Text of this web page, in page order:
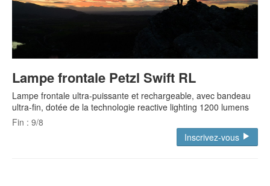
Lampe frontale Petzl Swift RL
Lampe frontale ultra-puissante et rechargeable, avec bandeau
ultra-fin, dotée de la technologie reactive lighting 1200 lumens
Fin : 9/8
Inscrivez-vous